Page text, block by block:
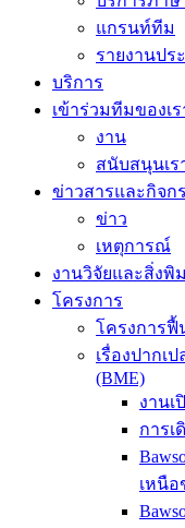
แกรนท์ทีม
รายงานปร
บริการ
เข้าร่วมทีมของเร
งาน
สนับสนุนเร
ข่าวสารและกิจก
ข่าว
เหตุการณ์
งานวิจัยและสิ่งพิ
โครงการ
โครงการฟื้
เรื่องปากเ
(BME)
งานเ
การ
เหนือ